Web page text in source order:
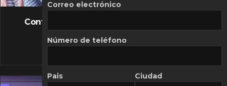
FLASH NEWS
Controversia de Mercado Libre por costos
10 MARZO, 2026
Correo electrónico
Número de teléfono
Pais Ciudad